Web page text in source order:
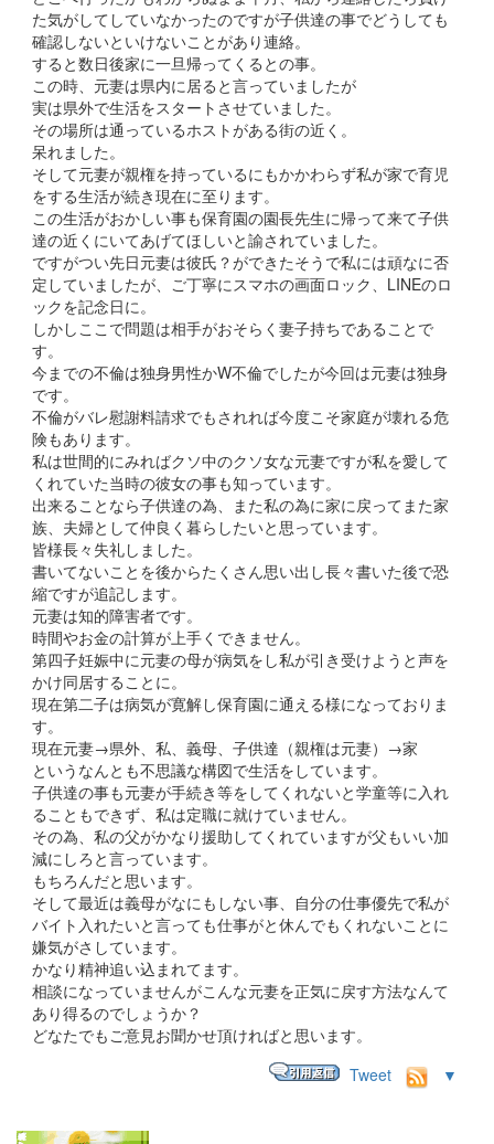
た気がしてしていなかったのですが子供達の事でどうしても
確認しないといけないことがあり連絡。
すると数日後家に一旦帰ってくるとの事。
この時、元妻は県内に居ると言っていましたが
実は県外で生活をスタートさせていました。
その場所は通っているホストがある街の近く。
呆れました。
そして元妻が親権を持っているにもかかわらず私が家で育児
をする生活が続き現在に至ります。
この生活がおかしい事も保育園の園長先生に帰って来て子供
達の近くにいてあげてほしいと諭されていました。
ですがつい先日元妻は彼氏？ができたそうで私には頑なに否
定していましたが、ご丁寧にスマホの画面ロック、LINEのロ
ックを記念日に。
しかしここで問題は相手がおそらく妻子持ちであることで
す。
今までの不倫は独身男性かW不倫でしたが今回は元妻は独身
です。
不倫がバレ慰謝料請求でもされれば今度こそ家庭が壊れる危
険もあります。
私は世間的にみればクソ中のクソ女な元妻ですが私を愛して
くれていた当時の彼女の事も知っています。
出来ることなら子供達の為、また私の為に家に戻ってまた家
族、夫婦として仲良く暮らしたいと思っています。
皆様長々失礼しました。
書いてないことを後からたくさん思い出し長々書いた後で恐
縮ですが追記します。
元妻は知的障害者です。
時間やお金の計算が上手くできません。
第四子妊娠中に元妻の母が病気をし私が引き受けようと声を
かけ同居することに。
現在第二子は病気が寛解し保育園に通える様になっておりま
す。
現在元妻→県外、私、義母、子供達（親権は元妻）→家
というなんとも不思議な構図で生活をしています。
子供達の事も元妻が手続き等をしてくれないと学童等に入れ
ることもできず、私は定職に就けていません。
その為、私の父がかなり援助してくれていますが父もいい加
減にしろと言っています。
もちろんだと思います。
そして最近は義母がなにもしない事、自分の仕事優先で私が
バイト入れたいと言っても仕事がと休んでもくれないことに
嫌気がさしています。
かなり精神追い込まれてます。
相談になっていませんがこんな元妻を正気に戻す方法なんて
あり得るのでしょうか？
どなたでもご意見お聞かせ頂ければと思います。
Tweet
▼